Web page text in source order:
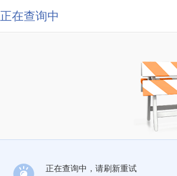
正在查询中
正在查询中，请刷新重试